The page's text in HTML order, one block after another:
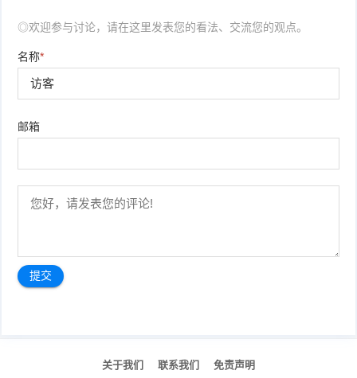
◎欢迎参与讨论，请在这里发表您的看法、交流您的观点。
名称*
邮箱
关于我们 联系我们 免责声明